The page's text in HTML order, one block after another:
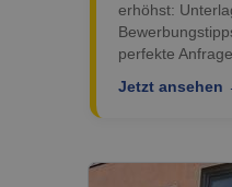
erhöhst:
perfekte Anfrage.
Jetzt ansehen